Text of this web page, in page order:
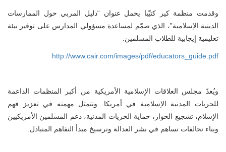
وقدمت منظمة كير كتيّبا يحمل عنوان “دليل المربي حول الممارسات
الدينية الإسلامية”، الذي صمّم لمساعدة مسؤولي المدارس على توفير بيئة
تعليمية إيجابية للطلاب المسلمين.
http://www.cair.com/images/pdf/educators_guide.pdf
ويُعدّ مجلس العلاقات الإسلامية الأمريكية من أكبر المنظمات الداعمة
للحريات المدنية الإسلامية في أمريكا. وتتمثل مهمته في تعزيز فهم
الإسلام، تشجيع الحوار، حماية الحريات المدنية، دعم المسلمين الأمريكيين
وبناء تحالفات تساهم في نشر العدالة وترسيخ مبدأ التفاهم المتبادل.